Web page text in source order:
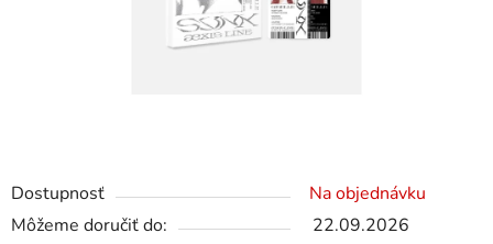
Dostupnosť
Na objednávku
Môžeme doručiť do:
22.09.2026